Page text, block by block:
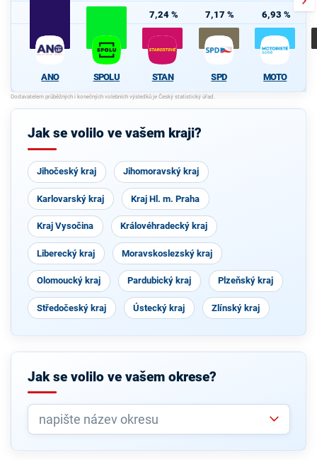
ANO SPOLU
7,24 %
STAN
7,17 %
SPD
6,93 %
MOTO
Jak se volilo ve vašem kraji?
Jihočeský kraj Jihomoravský kraj
Karlovarský kraj Kraj Hl. m. Praha
Kraj Vysočina Královéhradecký kraj
Liberecký kraj Moravskoslezský kraj
Olomoucký kraj Pardubický kraj Plzeňský kraj
Středočeský kraj Ústecký kraj Zlínský kraj
Jak se volilo ve vašem okrese?